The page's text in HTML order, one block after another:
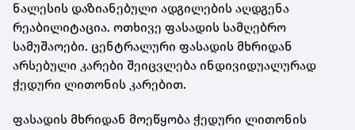
ნალესის დაზიანებული ადგილების აღდგენა
რეაბილიტაცია. ოთხივე ფასადის სამღებრო
სამუშაოები. ცენტრალური ფასადის მხრიდან
არსებული კარები შეიცვლება ინდივიდუალურად
ჭედური ლითონის კარებით.
ფასადის მხრიდან მოეწყობა ჭედური ლითონის